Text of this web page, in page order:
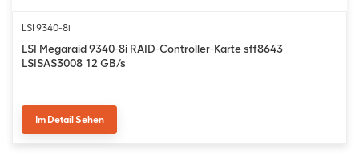
LSI 9340-8i
LSI Megaraid 9340-8i RAID-Controller-Karte sff8643
LSISAS3008 12 GB/s
Im Detail Sehen